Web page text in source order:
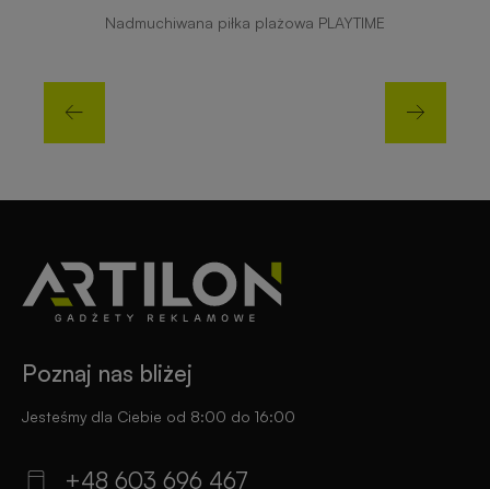
Nadmuchiwana piłka plażowa PLAYTIME
Poznaj nas bliżej
Jesteśmy dla Ciebie od 8:00 do 16:00
+48 603 696 467